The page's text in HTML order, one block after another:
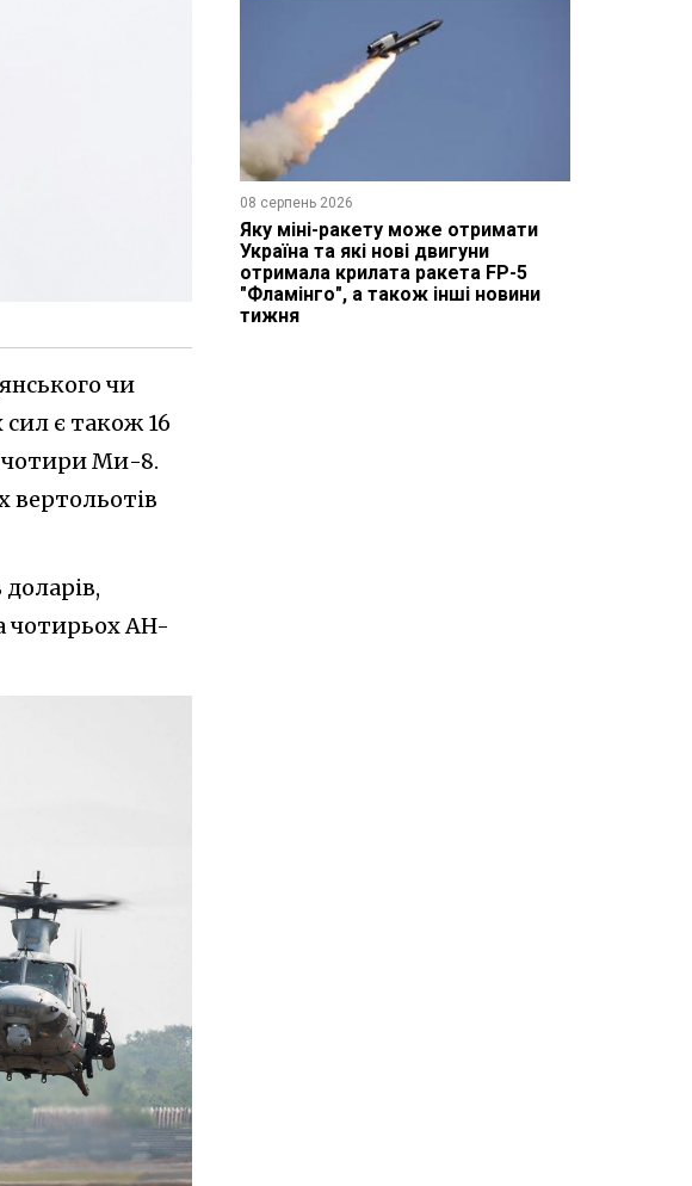
чи
є також 16
чотири Ми-8.
вертольотів
чотирьох AH-
08 серпень 2026
Яку міні-ракету може отримати
Україна та які нові двигуни
отримала крилата ракета FP-5
"Фламінго", а також інші новини
тижня